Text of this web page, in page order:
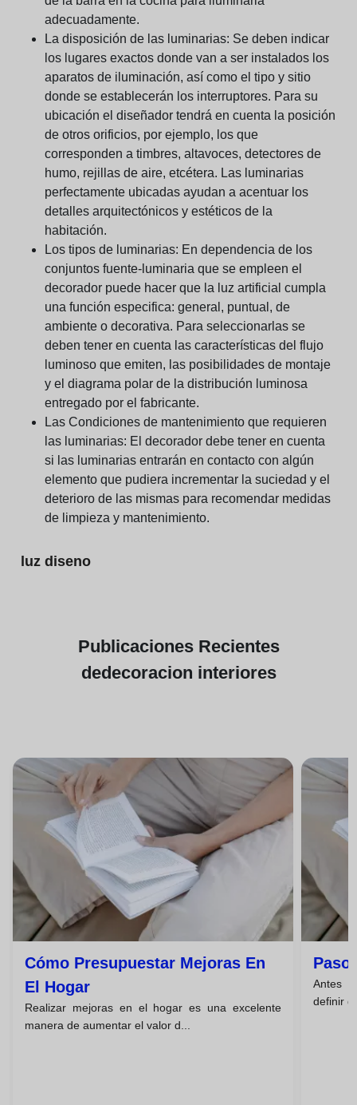
adecuadamente.
La disposición de las luminarias: Se deben indicar
los lugares exactos donde van a ser instalados los
aparatos de iluminación, así como el tipo y sitio
donde se establecerán los interruptores. Para su
ubicación el diseñador tendrá en cuenta la posición
de otros orificios, por ejemplo, los que
corresponden a timbres, altavoces, detectores de
humo, rejillas de aire, etcétera. Las luminarias
perfectamente ubicadas ayudan a acentuar los
detalles arquitectónicos y estéticos de la
habitación.
Los tipos de luminarias: En dependencia de los
conjuntos fuente-luminaria que se empleen el
decorador puede hacer que la luz artificial cumpla
una función especifica: general, puntual, de
ambiente o decorativa. Para seleccionarlas se
deben tener en cuenta las características del flujo
luminoso que emiten, las posibilidades de montaje
y el diagrama polar de la distribución luminosa
entregado por el fabricante.
Las Condiciones de mantenimiento que requieren
las luminarias: El decorador debe tener en cuenta
si las luminarias entrarán en contacto con algún
elemento que pudiera incrementar la suciedad y el
deterioro de las mismas para recomendar medidas
de limpieza y mantenimiento.
luz diseno
Publicaciones Recientes
dedecoracion interiores
Cómo Presupuestar Mejoras En
El Hogar
Realizar mejoras en el hogar es una excelente
manera de aumentar el valor d...
Antes
definir